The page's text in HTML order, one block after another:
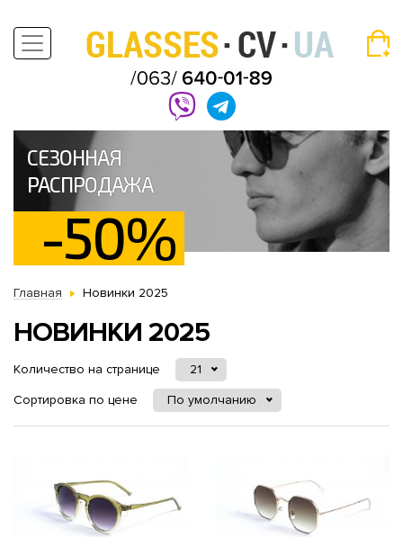
СЕЗОННАЯ
РАСПРОДАЖА
-50%
Главная Новинки 2025
НОВИНКИ 2025
Количество на странице
21
Сортировка по цене
По умолчанию